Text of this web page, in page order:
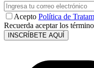
Acepto Política de
Recuerda aceptar los
INSCRÍBETE AQUÍ